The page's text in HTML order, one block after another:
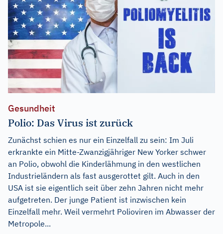
Gesundheit
Polio: Das Virus ist zurück
Zunächst schien es nur ein Einzelfall zu sein: Im Juli
erkrankte ein Mitte-Zwanzigjähriger New Yorker schwer
an Polio, obwohl die Kinderlähmung in den westlichen
Industrieländern als fast ausgerottet gilt. Auch in den
USA ist sie eigentlich seit über zehn Jahren nicht mehr
aufgetreten. Der junge Patient ist inzwischen kein
Einzelfall mehr. Weil vermehrt Polioviren im Abwasser der
Metropole...